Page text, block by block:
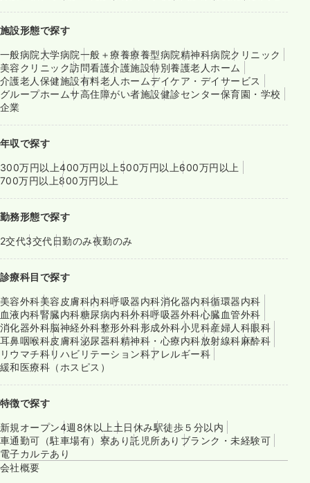
施設形態で探す
一般病院大学病院一般＋療養療養型病院精神科病院クリニック
美容クリニック訪問看護介護施設特別養護老人ホーム
介護老人保健施設有料老人ホームデイケア・デイサービス
グループホームサ高住障がい者施設健診センター保育園・学校
企業
年収で探す
300万円以上400万円以上 500万円以上600万円以上
700万円以上800万円以上
勤務形態で探す
2交代3交代日勤のみ夜勤のみ
診療科目で探す
美容外科美容皮膚科内科呼吸器内科消化器内科循環器内科
血液内科腎臓内科糖尿病内科外科呼吸器外科心臓血管外科
消化器外科脳神経外科整形外科形成外科小児科産婦人科眼科
耳鼻咽喉科皮膚科泌尿器科精神科・心療内科放射線科麻酔科
リウマチ科リハビリテーション科アレルギー科
緩和医療科（ホスピス）
特徴で探す
新規オープン4週8休以上 土日休み駅徒歩５分以内
車通勤可（駐車場有） 寮あり託児所あり ブランク・未経験可
電子カルテあり
会社概要